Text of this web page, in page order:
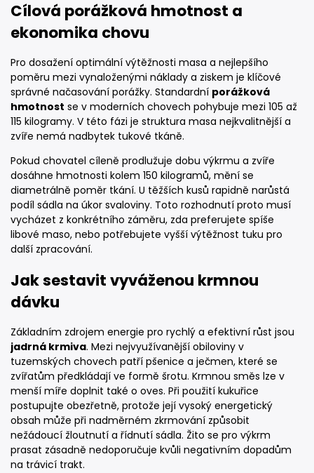
Cílová porážková hmotnost a
ekonomika chovu
Pro dosažení optimální výtěžnosti masa a nejlepšího
poměru mezi vynaloženými náklady a ziskem je klíčové
správné načasování porážky. Standardní porážková
hmotnost se v moderních chovech pohybuje mezi 105 až
115 kilogramy. V této fázi je struktura masa nejkvalitnější a
zvíře nemá nadbytek tukové tkáně.
Pokud chovatel cíleně prodlužuje dobu výkrmu a zvíře
dosáhne hmotnosti kolem 150 kilogramů, mění se
diametrálně poměr tkání. U těžších kusů rapidně narůstá
podíl sádla na úkor svaloviny. Toto rozhodnutí proto musí
vycházet z konkrétního záměru, zda preferujete spíše
libové maso, nebo potřebujete vyšší výtěžnost tuku pro
další zpracování.
Jak sestavit vyváženou krmnou
dávku
Základním zdrojem energie pro rychlý a efektivní růst jsou
jadrná krmiva. Mezi nejvyužívanější obiloviny v
tuzemských chovech patří pšenice a ječmen, které se
zvířatům předkládají ve formě šrotu. Krmnou směs lze v
menší míře doplnit také o oves. Při použití kukuřice
postupujte obezřetně, protože její vysoký energetický
obsah může při nadměrném zkrmování způsobit
nežádoucí žloutnutí a řídnutí sádla. Žito se pro výkrm
prasat zásadně nedoporučuje kvůli negativním dopadům
na trávicí trakt.